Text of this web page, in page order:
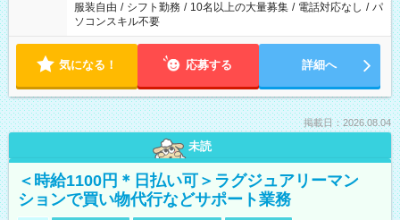
服装自由 / シフト勤務 / 10名以上の大量募集 / 電話対応なし / パ
ソコンスキル不要
気になる！ 応募する 詳細へ
掲載日：2026.08.04
未読
＜時給1100円＊日払い可＞ラグジュアリーマン
ションで買い物代行などサポート業務